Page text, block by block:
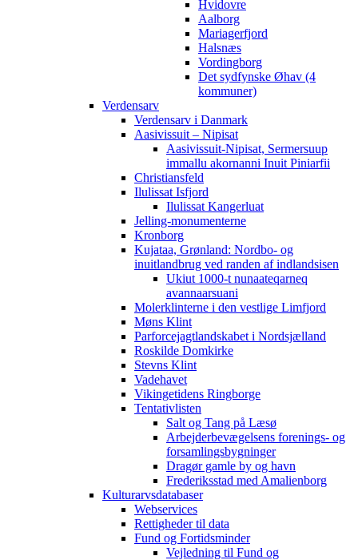
Hvidovre
Aalborg
Mariagerfjord
Halsnæs
Vordingborg
Det sydfynske Øhav (4
kommuner)
Verdensarv
Verdensarv i Danmark
Aasivissuit – Nipisat
Aasivissuit-Nipisat, Sermersuup
immallu akornanni Inuit Piniarfii
Christiansfeld
Ilulissat Isfjord
Ilulissat Kangerluat
Jelling-monumenterne
Kronborg
Kujataa, Grønland: Nordbo- og
inuitlandbrug ved randen af indlandsisen
Ukiut 1000-t nunaateqarneq
avannaarsuani
Molerklinterne i den vestlige Limfjord
Møns Klint
Parforcejagtlandskabet i Nordsjælland
Roskilde Domkirke
Stevns Klint
Vadehavet
Vikingetidens Ringborge
Tentativlisten
Salt og Tang på Læsø
Arbejderbevægelsens forenings- og
forsamlingsbygninger
Dragør gamle by og havn
Frederiksstad med Amalienborg
Kulturarvsdatabaser
Webservices
Rettigheder til data
Fund og Fortidsminder
Vejledning til Fund og